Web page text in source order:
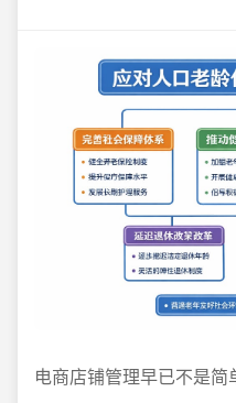
电商店铺管理早已不是